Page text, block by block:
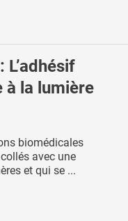
L’adhésif
à la lumière
biomédicales
avec une
et qui se ...